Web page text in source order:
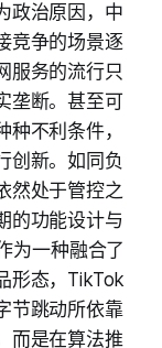
政治原因，中
竞争的场景逐
服务的流行只
垄断。甚至可
不利条件，
创新。如同负
然处于管控之
的功能设计与
为一种融合了
形态，TikTok
节跳动所依靠
而是在算法推